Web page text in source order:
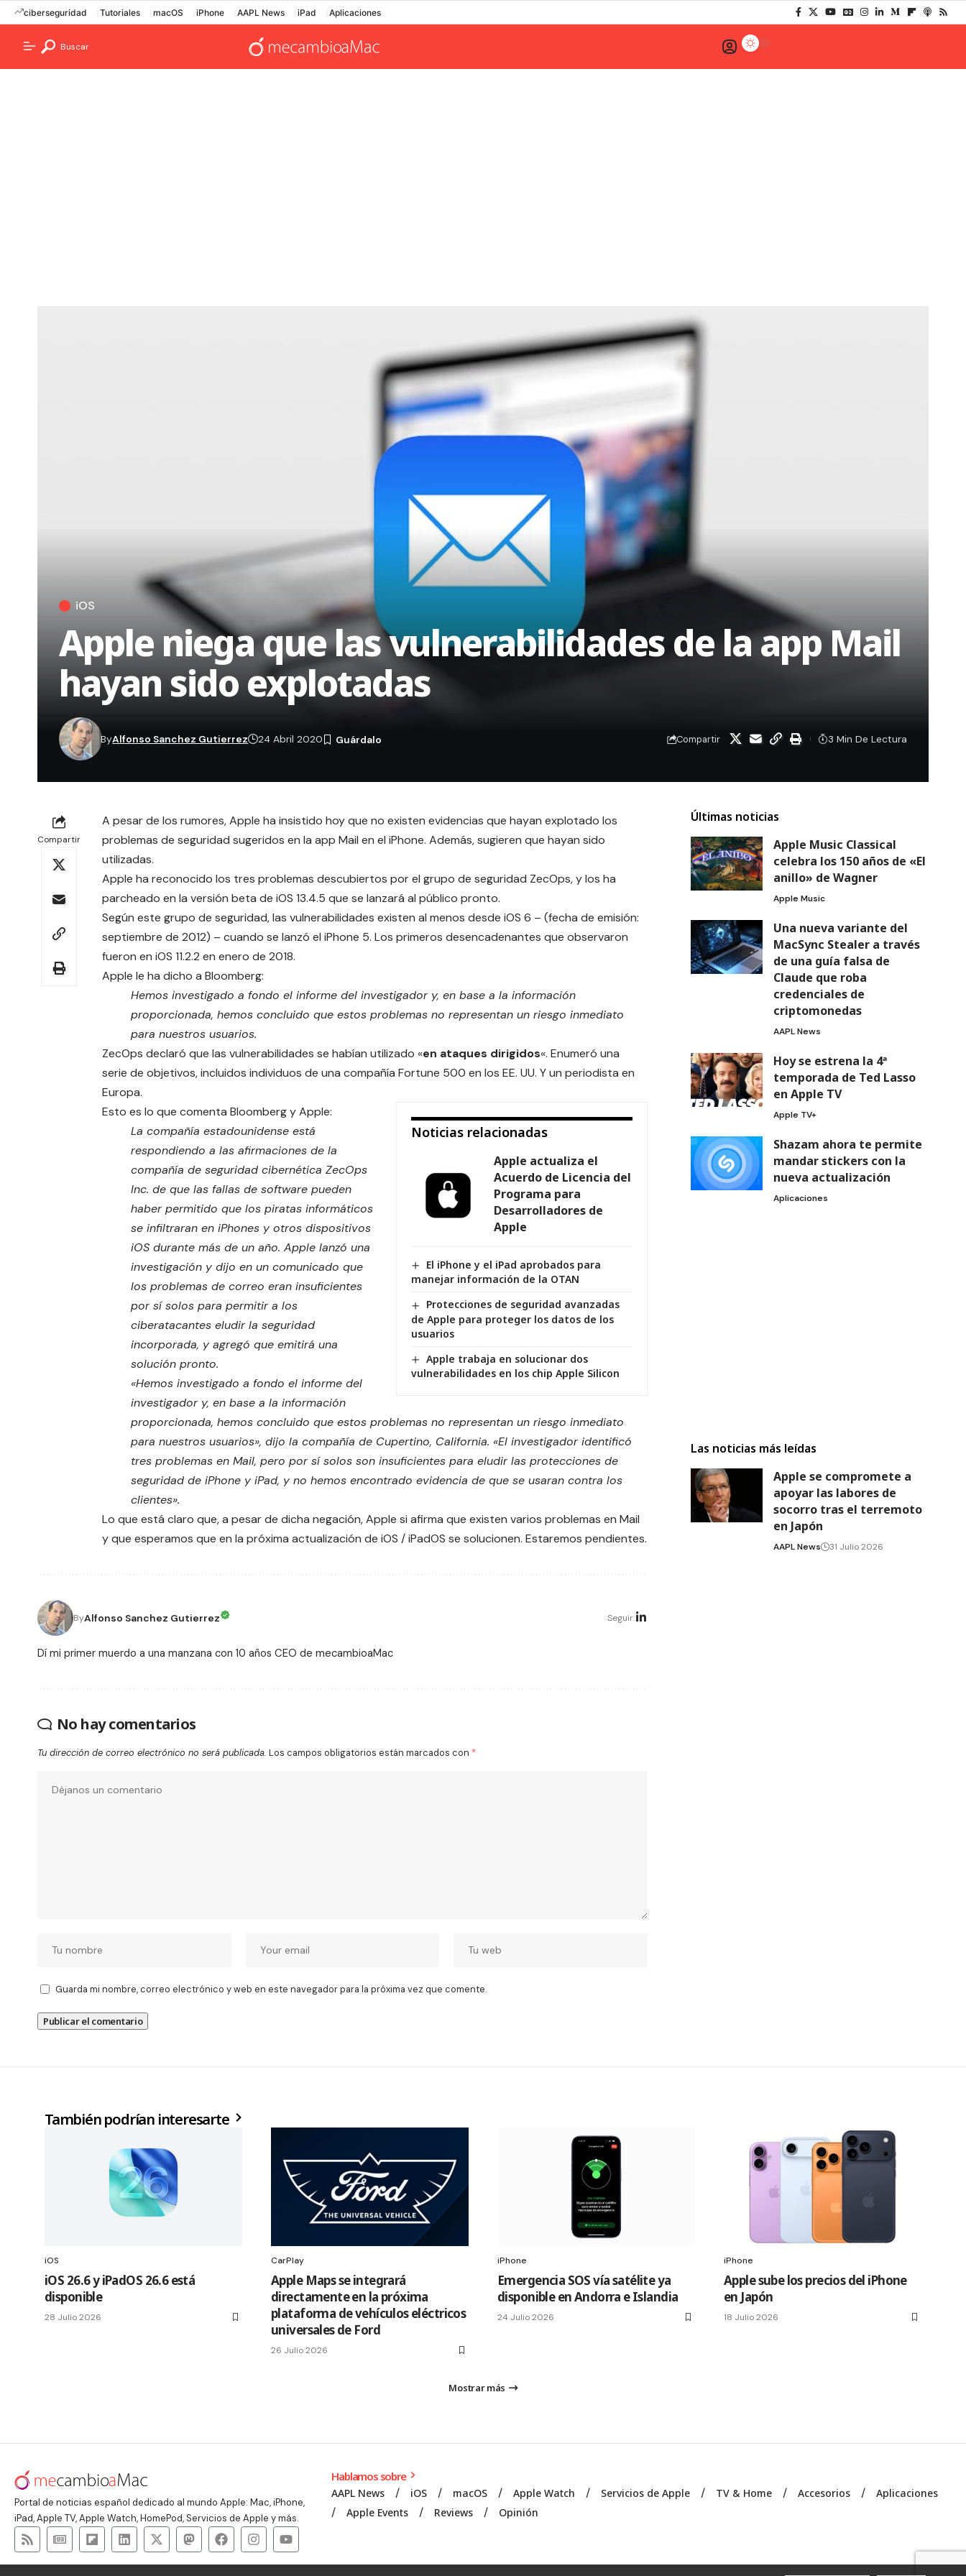
ciberseguridad Tutoriales macOS iPhone AAPL News iPad Aplicaciones
Buscar
iOS
Apple niega que las vulnerabilidades de la app Mail
hayan sido explotadas
ByAlfonso Sanchez Gutierrez 24 Abril 2020 Compartir 3 Min De Lectura
Compartir
A pesar de los rumores, Apple ha insistido hoy que no existen evidencias que hayan explotado los
problemas de seguridad sugeridos en la app Mail en el iPhone. Además, sugieren que hayan sido
utilizadas.
Apple ha reconocido los tres problemas descubiertos por el grupo de seguridad ZecOps, y los ha
parcheado en la versión beta de iOS 13.4.5 que se lanzará al público pronto.
Según este grupo de seguridad, las vulnerabilidades existen al menos desde iOS 6 – (fecha de emisión:
septiembre de 2012) – cuando se lanzó el iPhone 5. Los primeros desencadenantes que observaron
fueron en iOS 11.2.2 en enero de 2018.
Apple le ha dicho a Bloomberg:
Hemos investigado a fondo el informe del investigador y, en base a la información
proporcionada, hemos concluido que estos problemas no representan un riesgo inmediato
para nuestros usuarios.
ZecOps declaró que las vulnerabilidades se habían utilizado «en ataques dirigidos«. Enumeró una
serie de objetivos, incluidos individuos de una compañía Fortune 500 en los EE. UU. Y un periodista en
Europa.
Noticias relacionadas
Apple actualiza el
Acuerdo de Licencia del
Programa para
Desarrolladores de
Apple
El iPhone y el iPad aprobados para
manejar información de la OTAN
Protecciones de seguridad avanzadas
de Apple para proteger los datos de los
usuarios
Apple trabaja en solucionar dos
vulnerabilidades en los chip Apple Silicon
Esto es lo que comenta Bloomberg y Apple:
La compañía estadounidense está
respondiendo a las afirmaciones de la
compañía de seguridad cibernética ZecOps
Inc. de que las fallas de software pueden
haber permitido que los piratas informáticos
se infiltraran en iPhones y otros dispositivos
iOS durante más de un año. Apple lanzó una
investigación y dijo en un comunicado que
los problemas de correo eran insuficientes
por sí solos para permitir a los
ciberatacantes eludir la seguridad
incorporada, y agregó que emitirá una
solución pronto.
«Hemos investigado a fondo el informe del
investigador y, en base a la información
proporcionada, hemos concluido que estos problemas no representan un riesgo inmediato
para nuestros usuarios», dijo la compañía de Cupertino, California. «El investigador identificó
tres problemas en Mail, pero por sí solos son insuficientes para eludir las protecciones de
seguridad de iPhone y iPad, y no hemos encontrado evidencia de que se usaran contra los
clientes».
Lo que está claro que, a pesar de dicha negación, Apple si afirma que existen varios problemas en Mail
y que esperamos que en la próxima actualización de iOS / iPadOS se solucionen. Estaremos pendientes.
ByAlfonso Sanchez Gutierrez Seguir:
Dí mi primer muerdo a una manzana con 10 años CEO de mecambioaMac
No hay comentarios
Tu dirección de correo electrónico no será publicada. Los campos obligatorios están marcados con *
Guarda mi nombre, correo electrónico y web en este navegador para la próxima vez que comente.
Últimas noticias
Apple Music Classical
celebra los 150 años de «El
anillo» de Wagner
Apple Music
Una nueva variante del
MacSync Stealer a través
de una guía falsa de
Claude que roba
credenciales de
criptomonedas
AAPL News
Hoy se estrena la 4ª
temporada de Ted Lasso
en Apple TV
Apple TV+
Shazam ahora te permite
mandar stickers con la
nueva actualización
Aplicaciones
Las noticias más leídas
Apple se compromete a
apoyar las labores de
socorro tras el terremoto
en Japón
AAPL News 31 Julio 2026
También podrían interesarte
iOS
iOS 26.6 y iPadOS 26.6 está
disponible
28 Julio 2026
CarPlay
Apple Maps se integrará
directamente en la próxima
plataforma de vehículos eléctricos
universales de Ford
26 Julio 2026
iPhone
Emergencia SOS vía satélite ya
disponible en Andorra e Islandia
24 Julio 2026
iPhone
Apple sube los precios del iPhone
en Japón
18 Julio 2026
Mostrar más
Portal de noticias español dedicado al mundo Apple: Mac, iPhone,
iPad, Apple TV, Apple Watch, HomePod, Servicios de Apple y más.
Hablamos sobre
AAPL News iOS macOS Apple Watch Servicios de Apple TV & Home Accesorios
Aplicaciones
Apple Events
Reviews Opinión